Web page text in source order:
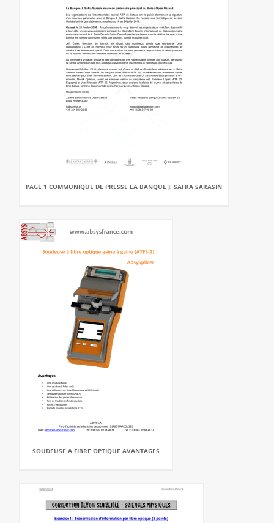
PAGE 1 COMMUNIQUÉ DE PRESSE LA BANQUE J. SAFRA SARASIN
SOUDEUSE À FIBRE OPTIQUE AVANTAGES